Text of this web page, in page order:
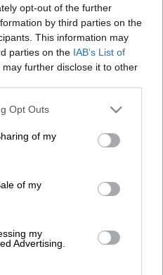
opt-out of the further
by third parties on the
This information may
parties on the IAB’s List of
may further disclose it to other
uses one or more Google
behaviour. You may click to
and its third-party tags to
purposes in below Google
Opt Outs
of my
of my
my
Advertising.
ΕΘΝΟΣ στη Google
στη ΜΕΘ του
, καθώς είχε
μηνιγγίτιδα.
(14/2) η
ασθενοφόρο στο
με
αμέσως και τη
Εντατικής
τα ξημερώματα